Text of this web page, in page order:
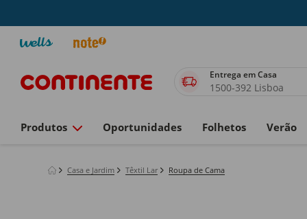
Entrega em Casa
1500-392 Lisboa
Produtos Oportunidades Folhetos Verão
Casa e Jardim Têxtil Lar Roupa de Cama